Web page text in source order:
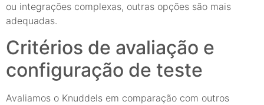
ou integrações complexas, outras opções são mais
adequadas.
Critérios de avaliação e
configuração de teste
Avaliamos o Knuddels em comparação com outros